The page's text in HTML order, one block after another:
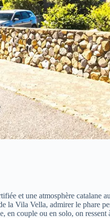
et une atmosphère catalane
la Vila Vella, admirer le phare
couple ou en solo, on